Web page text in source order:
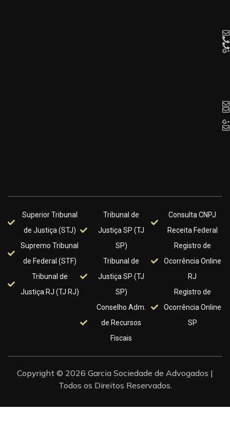
Superior Tribunal
de Justiça (STJ)
Supremo Tribunal
de Federal (STF)
Tribunal de
Justiça RJ (TJ RJ)
Tribunal de
Justiça SP (TJ
SP)
Tribunal de
Justiça SP (TJ
SP)
Conselho Adm.
de Recursos
Fiscais
Consulta CNPJ
Receita Federal
Registro de
Ocorrência Online
RJ
Registro de
Ocorrência Online
SP
Copyright © 2026 Garcia Sociedade de Advogados |
Todos os Direitos Reservados.